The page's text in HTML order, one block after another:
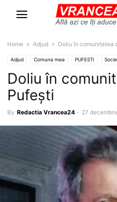
Home Adjud Doliu în comunitatea
Adjud Comuna mea PUFESTI
Doliu în
Pufești
By Redactia Vrancea24 - 27